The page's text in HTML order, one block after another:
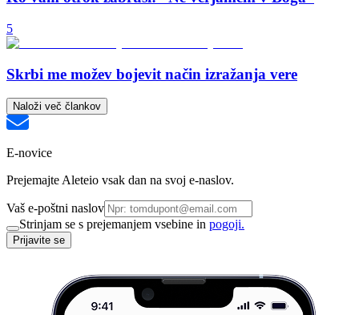
5
Skrbi me možev bojevit način izražanja vere
Naloži več člankov
E-novice
Prejemajte Aleteio vsak dan na svoj e-naslov.
Vaš e-poštni naslov
Strinjam se s prejemanjem vsebine in pogoji.
Prijavite se